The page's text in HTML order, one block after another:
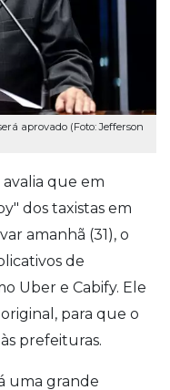
aprovado (Foto: Jefferson
avalia que em
dos taxistas em
amanhã (31), o
de
Uber e Cabify. Ele
para que o
prefeituras.
uma grande